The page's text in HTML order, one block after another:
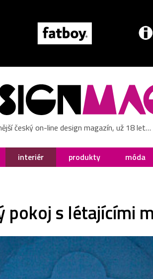
český on-line design magazín, už 18 let…
interiér produkty móda
pokoj s létajícími